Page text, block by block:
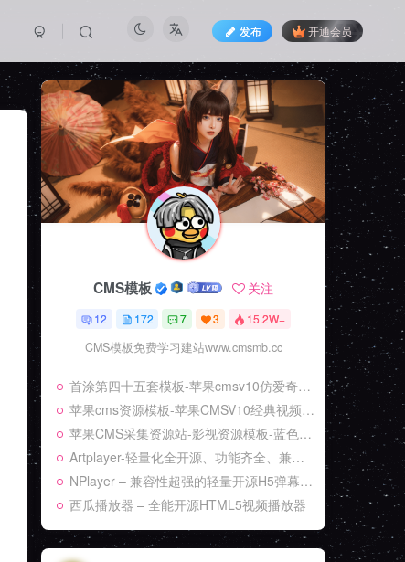
发布 开通会员
CMS模板 关注
12 172 7 3 15.2W+
CMS模板免费学习建站www.cmsmb.cc
首涂第四十五套模板-苹果cmsv10仿爱奇艺-视频源码
苹果cms资源模板-苹果CMSV10经典视频资源网站-苹果cms采集网站
苹果CMS采集资源站-影视资源模板-蓝色终端自适应-资源站专用多功能视频模板
Artplayer-轻量化全开源、功能齐全、兼容性强的弹幕H5播放器
NPlayer – 兼容性超强的轻量开源H5弹幕播放器
西瓜播放器 – 全能开源HTML5视频播放器